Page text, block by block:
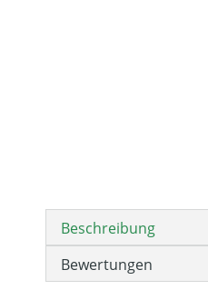
Beschreibung
Bewertungen